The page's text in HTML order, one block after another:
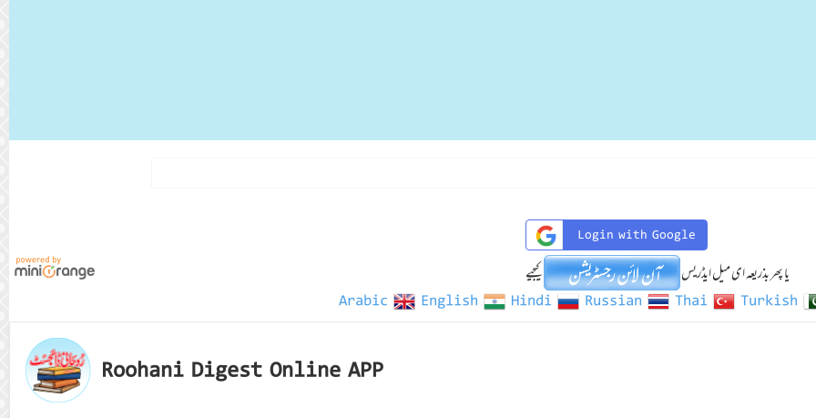
Login with Google
یا پھر بذریعہ ای میل ایڈریس
کیجیے
Arabic
English Hindi Russian Thai Turkish
Roohani Digest Online APP